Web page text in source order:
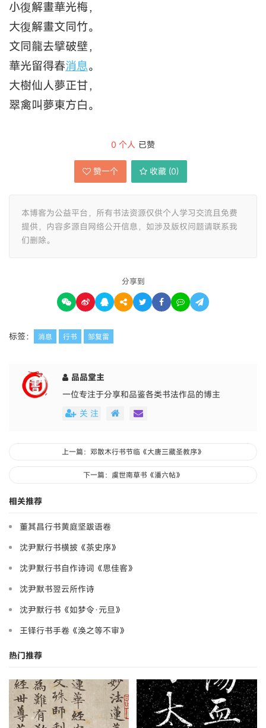
小復解畫華光梅，
大復解畫文同竹。
文同龍去擘破壁，
華光留得春消息。
大樹仙人夢正甘，
翠禽叫夢東方白。
0 个人 已赞
赞一个 收藏 (0)
本博客为公益平台，所有书法资源仅供个人学习交流且免费
提供，内容多源自网络公开信息，如涉及版权问题请联系我
们删除。
分享到
标签： 消息 行书 邹复雷
品品堂主
一位专注于分享和品鉴各类书法作品的博主
关 注
上一篇：邓散木行书节临《大唐三藏圣教序》
下一篇：虞世南草书《潘六帖》
相关推荐
董其昌行书黄庭坚跋语卷
沈尹默行书横披《茶史序》
沈尹默行书自作诗词《思佳客》
沈尹默书翌云所作诗
沈尹默行书《如梦令·元旦》
王铎行书手卷《涣之等不审》
热门推荐